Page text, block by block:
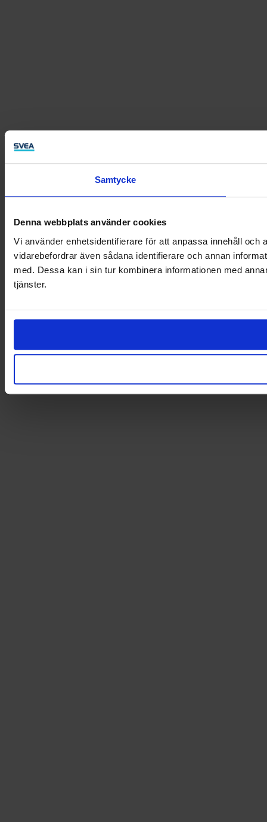
Samtycke
Denna webbplats använder cookies
Vi använder enhetsidentifierare för att anpassa innehåll
vidarebefordrar även sådana identifierare och annan
med. Dessa kan i sin tur kombinera informationen med
tjänster.